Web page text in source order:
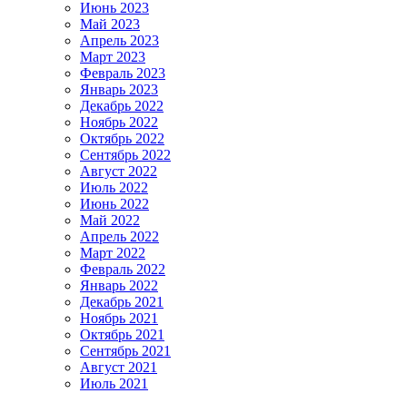
Июнь 2023
Май 2023
Апрель 2023
Март 2023
Февраль 2023
Январь 2023
Декабрь 2022
Ноябрь 2022
Октябрь 2022
Сентябрь 2022
Август 2022
Июль 2022
Июнь 2022
Май 2022
Апрель 2022
Март 2022
Февраль 2022
Январь 2022
Декабрь 2021
Ноябрь 2021
Октябрь 2021
Сентябрь 2021
Август 2021
Июль 2021